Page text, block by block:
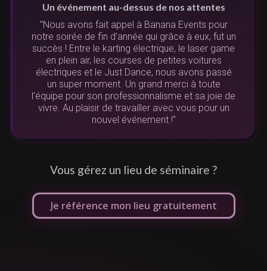
Un événement au-dessus de nos attentes
"Nous avons fait appel à Banana Events pour
notre soirée de fin d'année qui grâce à eux, fut un
succès ! Entre le karting électrique, le laser game
en plein air, les courses de petites voitures
électriques et le Just Dance, nous avons passé
un super moment. Un grand merci à toute
l'équipe pour son professionnalisme et sa joie de
vivre. Au plaisir de travailler avec vous pour un
nouvel événement !"
Vous gérez un lieu de séminaire ?
Je référence mon lieu gratuitement